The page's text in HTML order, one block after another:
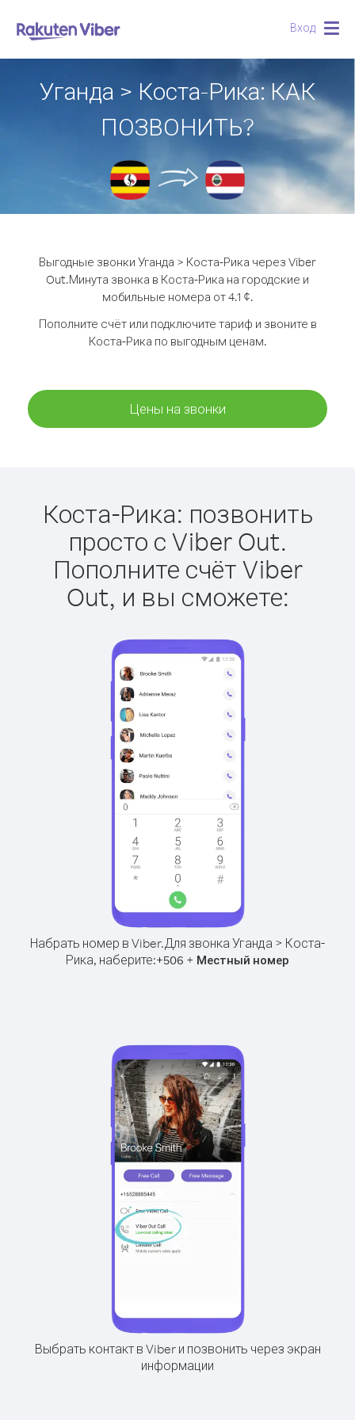
Вход
Уганда > Коста-Рика: КАК
ПОЗВОНИТЬ?
Выгодные звонки Уганда > Коста-Рика через Viber
Out.Минута звонка в Коста-Рика на городские и
мобильные номера от 4.1 ¢.
Пополните счёт или подключите тариф и звоните в
Коста-Рика по выгодным ценам.
Цены на звонки
Коста-Рика: позвонить
просто с Viber Out.
Пополните счёт Viber
Out, и вы сможете:
Набрать номер в Viber.Для звонка Уганда > Коста-
Рика, наберите:+506 + Местный номер
Выбрать контакт в Viber и позвонить через экран
информации